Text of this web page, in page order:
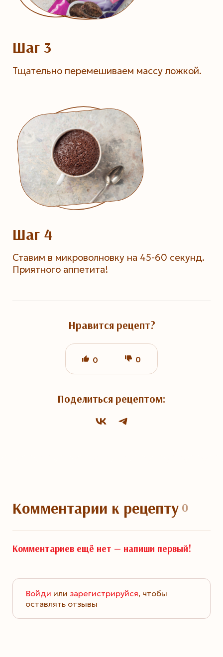
Шаг 3
Тщательно перемешиваем массу ложкой.
Шаг 4
Ставим в микроволновку на 45-60 секунд.
Приятного аппетита!
Нравится рецепт?
0 0
Поделиться рецептом:
Комментарии к рецепту0
Комментариев ещё нет — напиши первый!
Войди или зарегистрируйся, чтобы
оставлять отзывы